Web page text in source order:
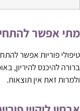
מתי אפשר
טיפולי פוריות אפשר
ברורה להיכנס להיריון,
ולמרות זאת אין תוצאות.